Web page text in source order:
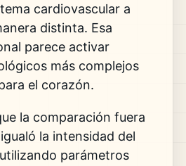
cardiovascular a
distinta. Esa
parece activar
más complejos
el corazón.
la comparación fuera
la intensidad del
parámetros